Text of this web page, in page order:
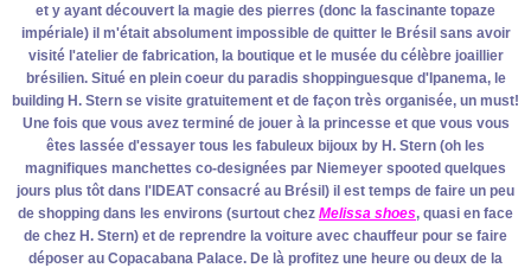
et y ayant découvert la magie des pierres (donc la fascinante topaze
impériale) il m'était absolument impossible de quitter le Brésil sans avoir
visité l'atelier de fabrication, la boutique et le musée du célèbre joaillier
brésilien. Situé en plein coeur du paradis shoppinguesque d'Ipanema, le
building H. Stern se visite gratuitement et de façon très organisée, un must!
Une fois que vous avez terminé de jouer à la princesse et que vous vous
êtes lassée d'essayer tous les fabuleux bijoux by H. Stern (oh les
magnifiques manchettes co-designées par Niemeyer spooted quelques
jours plus tôt dans l'IDEAT consacré au Brésil) il est temps de faire un peu
de shopping dans les environs (surtout chez Melissa shoes, quasi en face
de chez H. Stern) et de reprendre la voiture avec chauffeur pour se faire
déposer au Copacabana Palace. De là profitez une heure ou deux de la